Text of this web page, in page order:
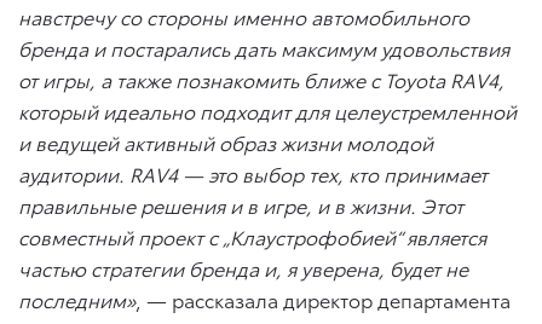
навстречу со стороны именно автомобильного
бренда ипостарались дать максимум удовольствия
от игры, а также познакомить ближе с Toyota RAV4,
который идеально подходит для целеустремленной
и ведущей активный образ жизни молодой
аудитории. RAV4 — этовыбор тех, ктопринимает
правильные решения и в игре, и в жизни. Этот
совместный проект с „Клаустрофобией“ является
частью стратегии бренда и, я уверена, будет не
последним», — рассказала директор департамента